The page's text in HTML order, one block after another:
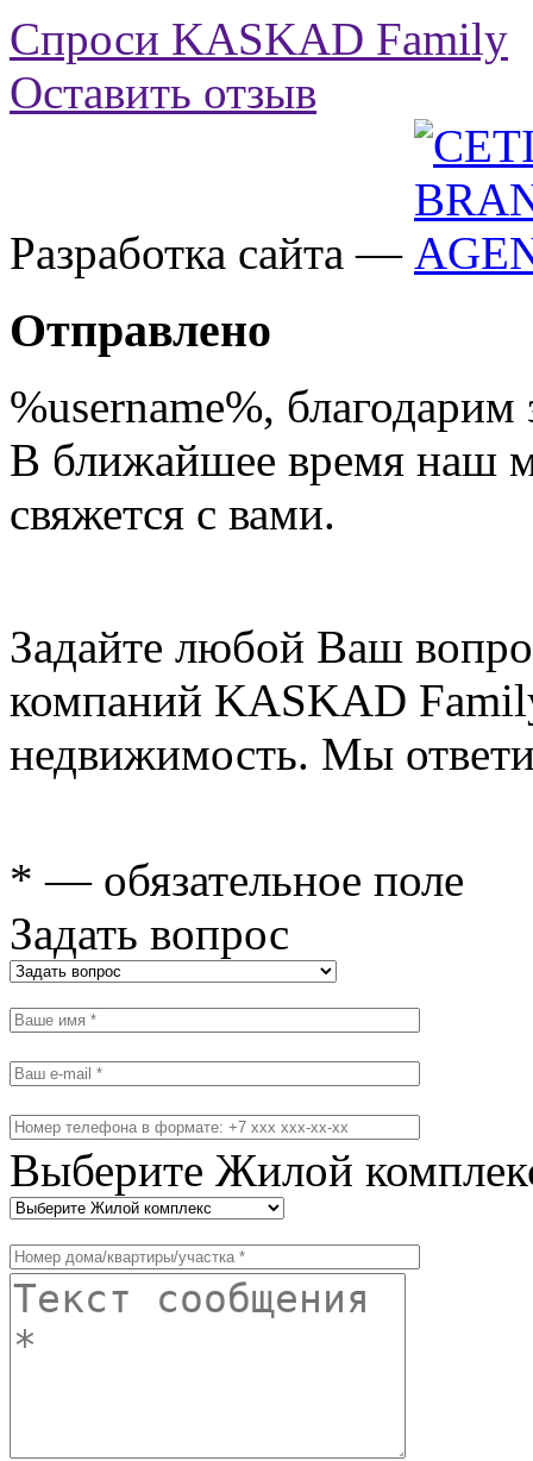
Спроси KASKAD Family
Оставить отзыв
Разработка сайта —
Отправлено
%username%, благодарим
В ближайшее время наш
свяжется с вами.
Задайте любой Ваш
компаний KASKAD
недвижимость. Мы
* — обязательное поле
Задать вопрос
Выберите Жилой